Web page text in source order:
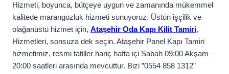
Hizmeti, boyunca, bütçeye uygun ve zamanında mükemmel
kalitede marangozluk hizmeti sunuyoruz. Üstün işçilik ve
olağanüstü hizmet için, Ataşehir Oda Kapı Kilit Tamiri,
Hizmetleri, sonsuza dek seçin. Ataşehir Panel Kapı Tamiri
hizmetimiz, resmi tatiller hariç hafta içi Sabah 09:00 Akşam –
20:00 saatleri arasında mevcuttur. Bizi ”0554 858 1312”